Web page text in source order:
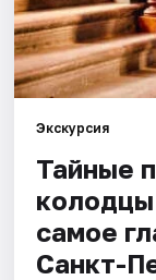
Экскурсия
Тайные
самое
Санкт-